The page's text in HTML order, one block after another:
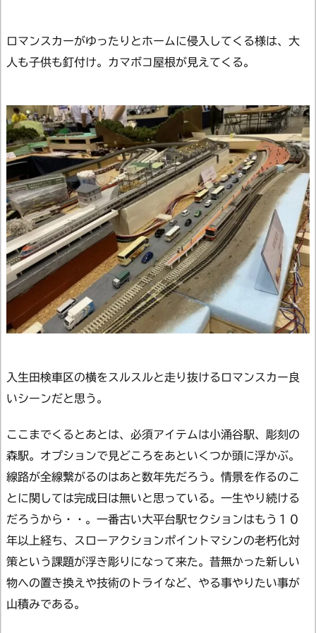
ロマンスカーがゆったりとホームに侵入してくる様は、大
人も子供も釘付け。カマボコ屋根が見えてくる。
入生田検車区の横をスルスルと走り抜けるロマンスカー良
いシーンだと思う。
ここまでくるとあとは、必須アイテムは小涌谷駅、彫刻の
森駅。オプションで見どころをあといくつか頭に浮かぶ。
線路が全線繋がるのはあと数年先だろう。情景を作るのこ
とに関しては完成日は無いと思っている。一生やり続ける
だろうから・・。一番古い大平台駅セクションはもう１０
年以上経ち、スローアクションポイントマシンの老朽化対
策という課題が浮き彫りになって来た。昔無かった新しい
物への置き換えや技術のトライなど、やる事やりたい事が
山積みである。